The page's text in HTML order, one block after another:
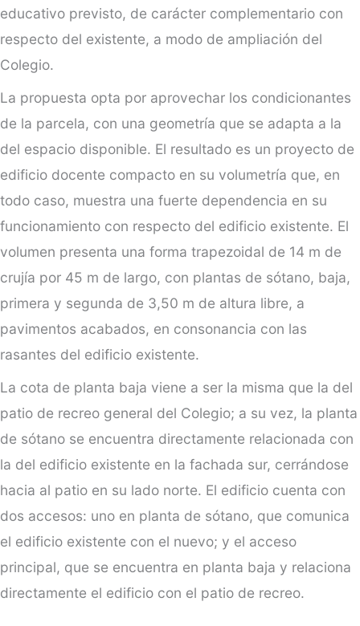
educativo previsto, de carácter complementario con
respecto del existente, a modo de ampliación del
Colegio.
La propuesta opta por aprovechar los condicionantes
de la parcela, con una geometría que se adapta a la
del espacio disponible. El resultado es un proyecto de
edificio docente compacto en su volumetría que, en
todo caso, muestra una fuerte dependencia en su
funcionamiento con respecto del edificio existente. El
volumen presenta una forma trapezoidal de 14 m de
crujía por 45 m de largo, con plantas de sótano, baja,
primera y segunda de 3,50 m de altura libre, a
pavimentos acabados, en consonancia con las
rasantes del edificio existente.
La cota de planta baja viene a ser la misma que la del
patio de recreo general del Colegio; a su vez, la planta
de sótano se encuentra directamente relacionada con
la del edificio existente en la fachada sur, cerrándose
hacia al patio en su lado norte. El edificio cuenta con
dos accesos: uno en planta de sótano, que comunica
el edificio existente con el nuevo; y el acceso
principal, que se encuentra en planta baja y relaciona
directamente el edificio con el patio de recreo.